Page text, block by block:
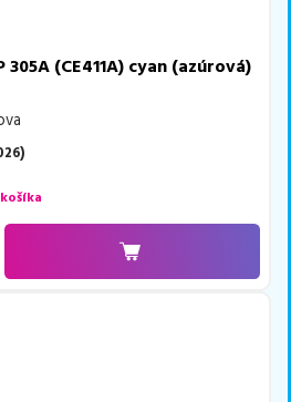
(CE411A) cyan (azúrová)
)